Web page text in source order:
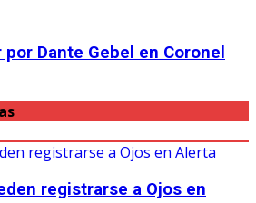
Dante Gebel en Coronel
registrarse a Ojos en